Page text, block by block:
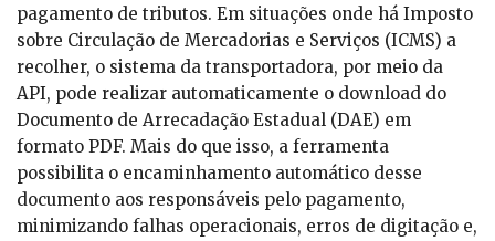
pagamento de tributos. Em situações onde há Imposto
sobre Circulação de Mercadorias e Serviços (ICMS) a
recolher, o sistema da transportadora, por meio da
API, pode realizar automaticamente o download do
Documento de Arrecadação Estadual (DAE) em
formato PDF. Mais do que isso, a ferramenta
possibilita o encaminhamento automático desse
documento aos responsáveis pelo pagamento,
minimizando falhas operacionais, erros de digitação e,